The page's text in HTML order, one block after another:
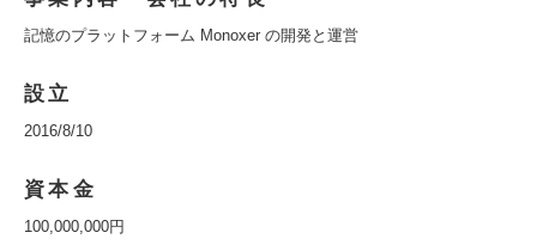
記憶のプラットフォーム Monoxer の開発と運営
設立
2016/8/10
資本金
100,000,000円